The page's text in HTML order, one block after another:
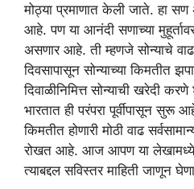
मोठ्या प्रमाणात केली जाते. हा सण
आहे. पण या आनंदी सणाच्या
असणार आहे. ती म्हणजे सोन्याचे
दिवसापासून सोन्याच्या किमतीत
दिवाळीनिमित्त सोन्याची खरेदी
भारतात ही परंपरा पूर्वीपासून सुरू
किमतीत होणारी मोठी वाढ
रोखत आहे. आज आपण या
त्याबद्दल सविस्तर माहिती जाणून